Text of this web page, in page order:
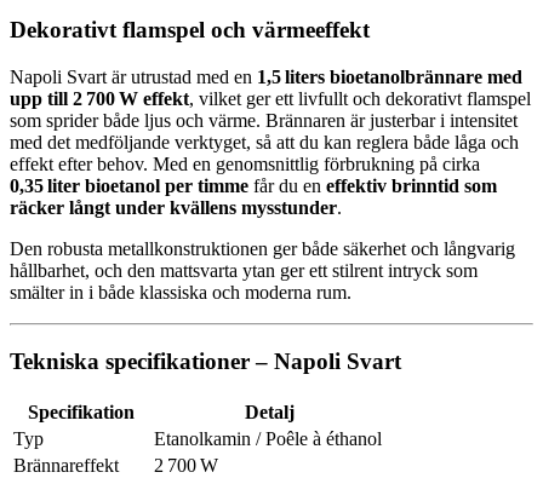
Dekorativt flamspel och värmeeffekt
Napoli Svart är utrustad med en 1,5 liters bioetanolbrännare med
upp till 2 700 W effekt, vilket ger ett livfullt och dekorativt flamspel
som sprider både ljus och värme. Brännaren är justerbar i intensitet
med det medföljande verktyget, så att du kan reglera både låga och
effekt efter behov. Med en genomsnittlig förbrukning på cirka
0,35 liter bioetanol per timme får du en effektiv brinntid som
räcker långt under kvällens mysstunder.
Den robusta metallkonstruktionen ger både säkerhet och långvarig
hållbarhet, och den mattsvarta ytan ger ett stilrent intryck som
smälter in i både klassiska och moderna rum.
Tekniska specifikationer – Napoli Svart
Specifikation
Detalj
Typ
Etanolkamin / Poêle à éthanol
Brännareffekt
2 700 W